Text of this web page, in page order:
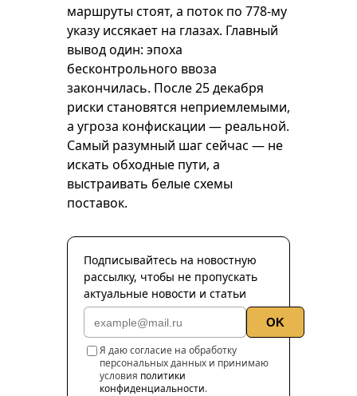
маршруты стоят, а поток по 778-му
указу иссякает на глазах. Главный
вывод один: эпоха
бесконтрольного ввоза
закончилась. После 25 декабря
риски становятся неприемлемыми,
а угроза конфискации — реальной.
Самый разумный шаг сейчас — не
искать обходные пути, а
выстраивать белые схемы
поставок.
Подписывайтесь на новостную
рассылку, чтобы не пропускать
актуальные новости и статьи
OK
Я даю согласие на обработку
персональных данных и принимаю
условия политики
конфиденциальности.